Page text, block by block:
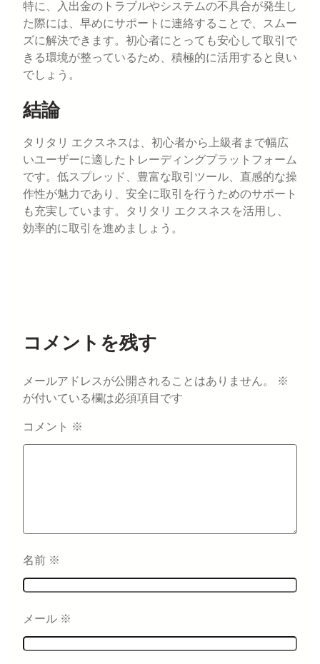
特に、入出金のトラブルやシステムの不具合が発生し
た際には、早めにサポートに連絡することで、スムー
ズに解決できます。初心者にとっても安心して取引で
きる環境が整っているため、積極的に活用すると良い
でしょう。
結論
タリタリ エクスネスは、初心者から上級者まで幅広
いユーザーに適したトレーディングプラットフォーム
です。低スプレッド、豊富な取引ツール、直感的な操
作性が魅力であり、安全に取引を行うためのサポート
も充実しています。タリタリ エクスネスを活用し、
効率的に取引を進めましょう。
コメントを残す
メールアドレスが公開されることはありません。
※
が付いている欄は必須項目です
コメント ※
名前 ※
メール ※